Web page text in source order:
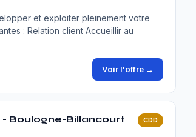
et exploiter pleinement votre
: Relation client Accueillir au
Voir l'offre →
Boulogne-Billancourt
CDD